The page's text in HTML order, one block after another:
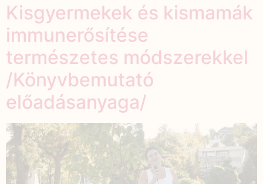
Kisgyermekek és kismamák
immunerősítése
természetes módszerekkel
/Könyvbemutató
előadásanyaga/